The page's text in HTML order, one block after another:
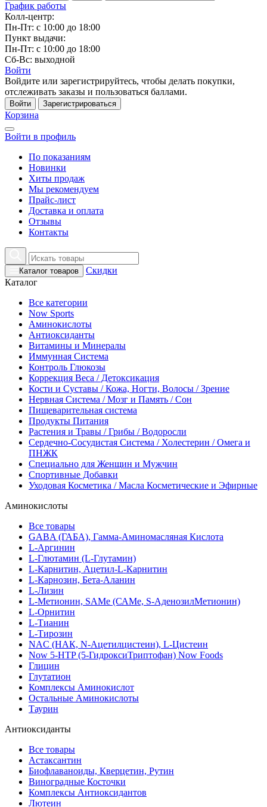
График работы
Колл-центр:
Пн-Пт: с 10:00 до 18:00
Пункт выдачи:
Пн-Пт: с 10:00 до 18:00
Сб-Вс: выходной
Войти
Войдите или зарегистрируйтесь, чтобы делать покупки,
отслеживать заказы и пользоваться баллами.
Войти Зарегистрироваться
Корзина
Войти в профиль
По показаниям
Новинки
Хиты продаж
Мы рекомендуем
Прайс-лист
Доставка и оплата
Отзывы
Контакты
Каталог товаров
Скидки
Каталог
Все категории
Now Sports
Аминокислоты
Антиоксиданты
Витамины и Минералы
Иммунная Система
Контроль Глюкозы
Коррекция Веса / Детоксикация
Кости и Суставы / Кожа, Ногти, Волосы / Зрение
Нервная Система / Мозг и Память / Сон
Пищеварительная система
Продукты Питания
Растения и Травы / Грибы / Водоросли
Сердечно-Сосудистая Система / Холестерин / Омега и
ПНЖК
Специально для Женщин и Мужчин
Спортивные Добавки
Уходовая Косметика / Масла Косметические и Эфирные
Аминокислоты
Все товары
GABA (ГАБА), Гамма-Аминомасляная Кислота
L-Аргинин
L-Глютамин (L-Глутамин)
L-Карнитин, Ацетил-L-Карнитин
L-Карнозин, Бета-Аланин
L-Лизин
L-Метионин, SAMe (САМе, S-АденозилМетионин)
L-Орнитин
L-Тианин
L-Тирозин
NAC (НАК, N-Ацетилцистеин), L-Цистеин
Now 5-HTP (5-ГидроксиТриптофан) Now Foods
Глицин
Глутатион
Комплексы Аминокислот
Остальные Аминокислоты
Таурин
Антиоксиданты
Все товары
Астаксантин
Биофлаваноиды, Кверцетин, Рутин
Виноградные Косточки
Комплексы Антиоксидантов
Лютеин